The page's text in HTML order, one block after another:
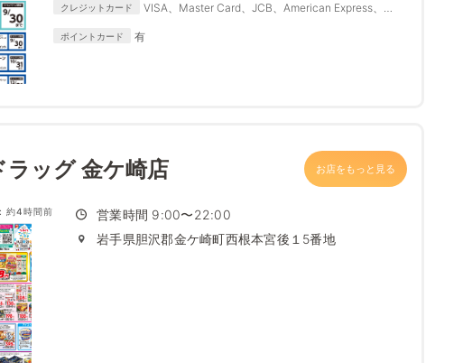
クレジットカード
VISA、Master Card、JCB、American Express、
ポイントカード 有
ラッグ 金ケ崎店 お店をもっと見る
約4時間前
営業時間 9:00〜22:00
岩手県胆沢郡金ケ崎町西根本宮後１5番地